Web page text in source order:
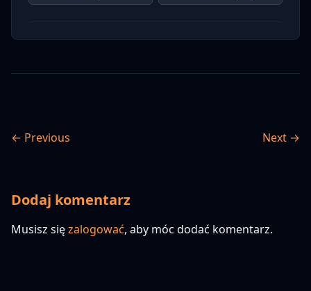
← Previous Next →
Dodaj komentarz
Musisz sięzalogować, aby móc dodać komentarz.